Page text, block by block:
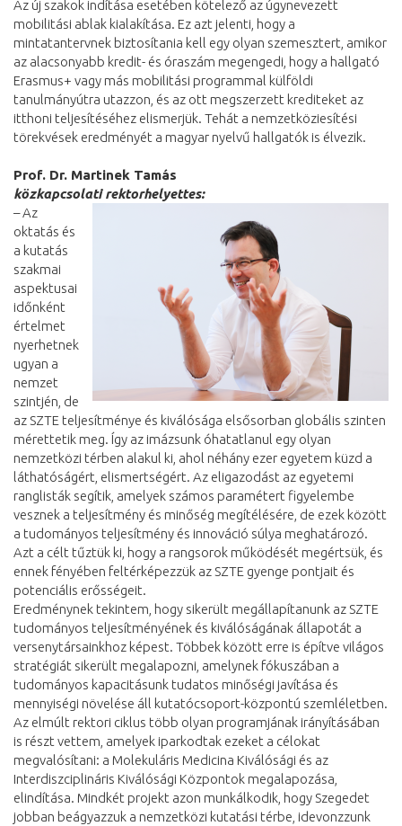
Az új szakok indítása esetében kötelező az úgynevezett
mobilitási ablak kialakítása. Ez azt jelenti, hogy a
mintatantervnek biztosítania kell egy olyan szemesztert, amikor
az alacsonyabb kredit- és óraszám megengedi, hogy a hallgató
Erasmus+ vagy más mobilitási programmal külföldi
tanulmányútra utazzon, és az ott megszerzett krediteket az
itthoni teljesítéséhez elismerjük. Tehát a nemzetköziesítési
törekvések eredményét a magyar nyelvű hallgatók is élvezik.
Prof. Dr. Martinek Tamás
közkapcsolati rektorhelyettes:
– Az
oktatás és
a kutatás
szakmai
aspektusai
időnként
értelmet
nyerhetnek
ugyan a
nemzet
szintjén, de
az SZTE teljesítménye és kiválósága elsősorban globális szinten
mérettetik meg. Így az imázsunk óhatatlanul egy olyan
nemzetközi térben alakul ki, ahol néhány ezer egyetem küzd a
láthatóságért, elismertségért. Az eligazodást az egyetemi
ranglisták segítik, amelyek számos paramétert figyelembe
vesznek a teljesítmény és minőség megítélésére, de ezek között
a tudományos teljesítmény és innováció súlya meghatározó.
Azt a célt tűztük ki, hogy a rangsorok működését megértsük, és
ennek fényében feltérképezzük az SZTE gyenge pontjait és
potenciális erősségeit.
Eredménynek tekintem, hogy sikerült megállapítanunk az SZTE
tudományos teljesítményének és kiválóságának állapotát a
versenytársainkhoz képest. Többek között erre is építve világos
stratégiát sikerült megalapozni, amelynek fókuszában a
tudományos kapacitásunk tudatos minőségi javítása és
mennyiségi növelése áll kutatócsoport-központú szemléletben.
Az elmúlt rektori ciklus több olyan programjának irányításában
is részt vettem, amelyek iparkodtak ezeket a célokat
megvalósítani: a Molekuláris Medicina Kiválósági és az
Interdiszciplináris Kiválósági Központok megalapozása,
elindítása. Mindkét projekt azon munkálkodik, hogy Szegedet
jobban beágyazzuk a nemzetközi kutatási térbe, idevonzzunk